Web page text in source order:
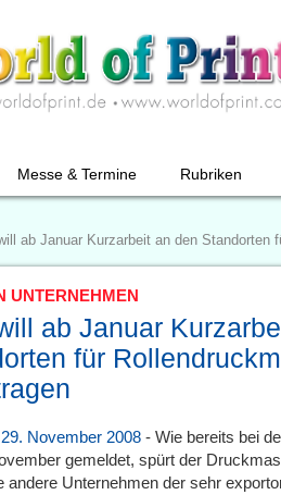
Messe & Termine Rubriken
ab Januar Kurzarbeit an den Standorten
UNTERNEHMEN
ab Januar
für
November 2008 - Wie bereits bei
gemeldet, spürt der
andere Unternehmen der sehr